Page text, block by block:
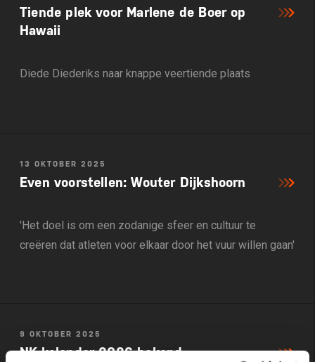
Tiende plek voor Marlene de Boer op
Hawaii
Diede Diederiks naar knappe veertiende plaats
13 OKTOBER 2025
Even voorstellen: Wouter Dijkshoorn
'Het doel is om een zodanige sfeer en cultuur te
creëren dat atleten voor elkaar door het vuur willen gaan'
9 OKTOBER 2025
NK-kalender 2026 bekend